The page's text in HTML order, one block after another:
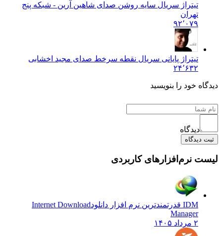
تیتراژ سریال سایه روشن صدای شاهین آرین - شبکه پنج
تهران
۹۲٬۰۷۹
تیتراژ پایانی سریال نقطه سرخط صدای مجید اخشابی
۲۴٬۶۳۲
دیدگاه خود را بنویسید
دیدگاه
ثبت دیدگاه
لیست نرم‌افزارهای کاربردی
IDM قدرتمندترین نرم افزار دانلود
Internet Download
Manager
۲ مرداد ۱۴۰۵